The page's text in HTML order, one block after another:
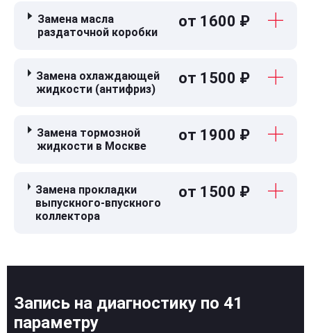
Замена масла
раздаточной коробки
от 1600 ₽
Замена охлаждающей
жидкости (антифриз)
от 1500 ₽
Замена тормозной
жидкости в Москве
от 1900 ₽
Замена прокладки
выпускного-впускного
коллектора
от 1500 ₽
Запись на диагностику по 41
параметру